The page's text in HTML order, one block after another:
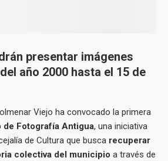
presentar imágenes
año 2000 hasta el 15 de
Viejo ha convocado la primera
de Fotografía Antigua, una iniciativa
de Cultura que busca recuperar
colectiva del municipio a través de